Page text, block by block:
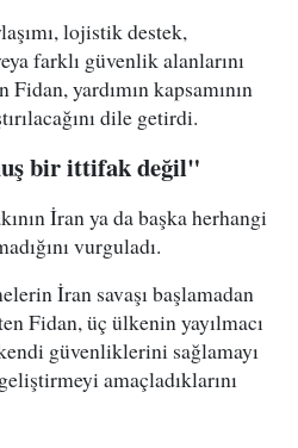
lojistik destek,
farklı güvenlik alanlarını
yardımın kapsamının
dile getirdi.
bir ittifak değil"
İran ya da başka herhangi
vurguladı.
İran savaşı başlamadan
Fidan, üç ülkenin yayılmacı
güvenliklerini sağlamayı
amaçladıklarını